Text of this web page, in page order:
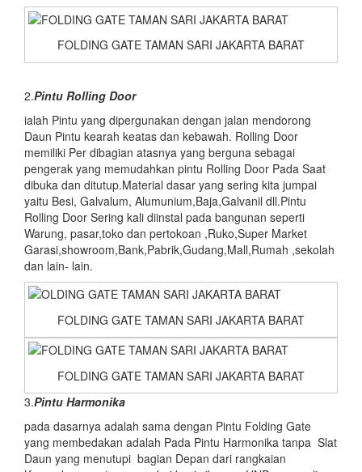
FOLDING GATE TAMAN SARI JAKARTA BARAT
2.Pintu Rolling Door
ialah Pintu yang dipergunakan dengan jalan mendorong
Daun Pintu kearah keatas dan kebawah. Rolling Door
memiliki Per dibagian atasnya yang berguna sebagai
pengerak yang memudahkan pintu Rolling Door Pada Saat
dibuka dan ditutup.Material dasar yang sering kita jumpai
yaitu Besi, Galvalum, Alumunium,Baja,Galvanil dll.Pintu
Rolling Door Sering kali diinstal pada bangunan seperti
Warung, pasar,toko dan pertokoan ,Ruko,Super Market
Garasi,showroom,Bank,Pabrik,Gudang,Mall,Rumah ,sekolah
dan lain- lain.
FOLDING GATE TAMAN SARI JAKARTA BARAT
FOLDING GATE TAMAN SARI JAKARTA BARAT
3.Pintu Harmonika
pada dasarnya adalah sama dengan Pintu Folding Gate
yang membedakan adalah Pada Pintu Harmonika tanpa Slat
Daun yang menutupi bagian Depan dari rangkaian